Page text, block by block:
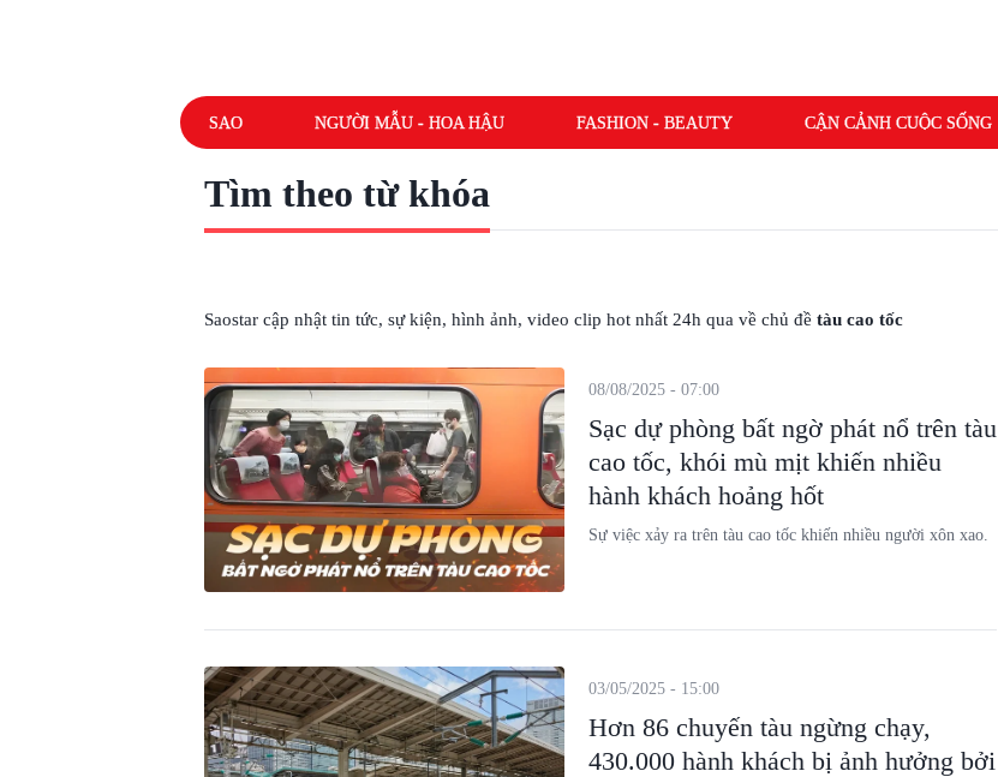
SAO NGƯỜI MẪU - HOA HẬU FASHION - BEAUTY CẬN CẢNH CUỘC SỐNG
Tìm theo từ khóa
Saostar cập nhật tin tức, sự kiện, hình ảnh, video clip hot nhất 24h qua về chủ đề tàu cao tốc
Sạc dự phòng bất ngờ phát nổ trên tàu
cao tốc, khói mù mịt khiến nhiều
hành khách hoảng hốt
08/08/2025 - 07:00
Sự việc xảy ra trên tàu cao tốc khiến nhiều người xôn xao.
Hơn 86 chuyến tàu ngừng chạy,
430.000 hành khách bị ảnh hưởng bởi
03/05/2025 - 15:00